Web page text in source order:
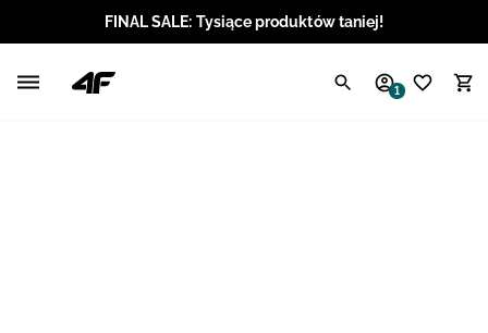
FINAL SALE: Tysiące produktów taniej!
1